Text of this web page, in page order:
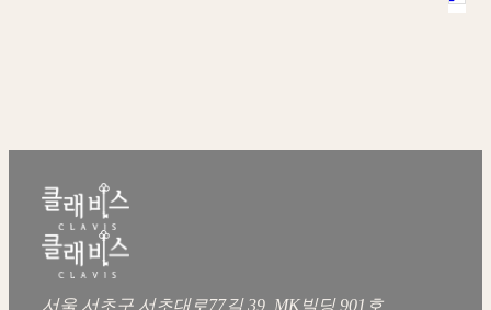
서울 서초구 서초대로77길 39, MK빌딩 901호